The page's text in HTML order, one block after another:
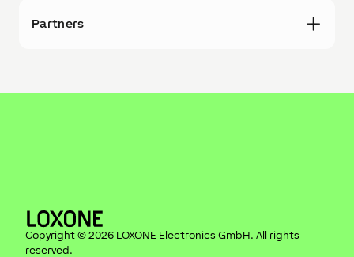
Partners
Copyright © 2026 LOXONE Electronics GmbH. All rights
reserved.